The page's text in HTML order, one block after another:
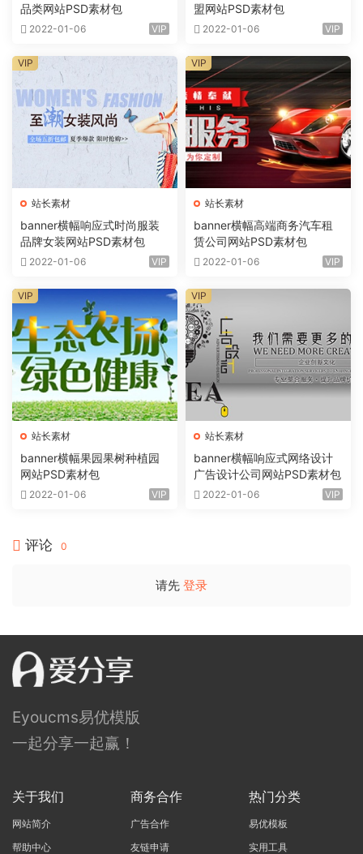
品类网站PSD素材包
2022-01-06 VIP
盟网站PSD素材包
2022-01-06 VIP
站长素材
banner横幅响应式时尚服装
品牌女装网站PSD素材包
2022-01-06 VIP
VIP
站长素材
banner横幅高端商务汽车租
赁公司网站PSD素材包
2022-01-06 VIP
VIP
站长素材
banner横幅果园果树种植园
网站PSD素材包
2022-01-06 VIP
VIP
站长素材
banner横幅响应式网络设计
广告设计公司网站PSD素材包
2022-01-06 VIP
VIP
评论 0
请先 登录
Eyoucms易优模版
一起分享一起赢！
关于我们
网站简介
帮助中心
商务合作
广告合作
友链申请
热门分类
易优模板
实用工具